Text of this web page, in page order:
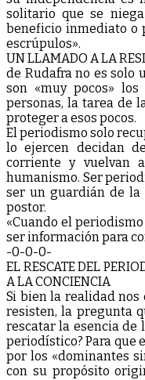
solitario que se
beneficio inmediato o
escrúpulos».
UN LLAMADO A LA
de Rudafra no es solo
son «muy pocos»
personas, la tarea de
proteger a esos pocos.
El periodismo solo
lo ejercen decidan
corriente y vuelvan
humanismo. Ser
ser un guardián de la
postor.
«Cuando el
ser información para
-0-0-0-
EL RESCATE DEL
A LA CONCIENCIA
Si bien la realidad nos
resisten, la pregunta
rescatar la esencia de
periodístico? Para que
por los «dominantes
con su propósito